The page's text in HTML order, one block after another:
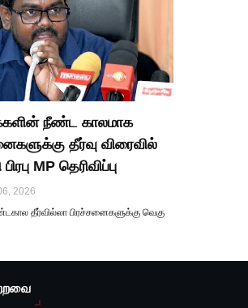
நீண்ட காலமாக
தீர்வு விரைவில்
MP தெரிவிப்பு
2026
தீர்வில்லா பிரச்சனைகளுக்கு வெகு